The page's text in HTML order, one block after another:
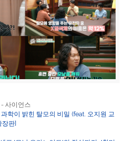
사이언스
학이 밝힌 탈모의 비밀 (feat. 오지원 교
장판]